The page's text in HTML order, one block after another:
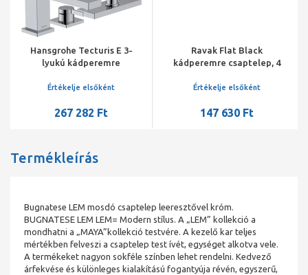
Hansgrohe Tecturis E 3-
lyukú kádperemre
króm
Értékelje elsőként
267 282 Ft
Ravak Flat Black
kádperemre csaptelep, 4
zuhanyfejjel, fekete FL
Értékelje elsőként
147 630 Ft
Termékleírás
Bugnatese LEM mosdó csaptelep leeresztővel króm.
BUGNATESE LEM LEM= Modern stílus. A „LEM” kollekció a
mondhatni a „MAYA”kollekció testvére. A kezelő kar teljes
mértékben felveszi a csaptelep test ívét, egységet alkotva vele.
A termékeket nagyon sokféle színben lehet rendelni. Kedvező
árfekvése és különleges kialakítású fogantyúja révén, egyszerű,